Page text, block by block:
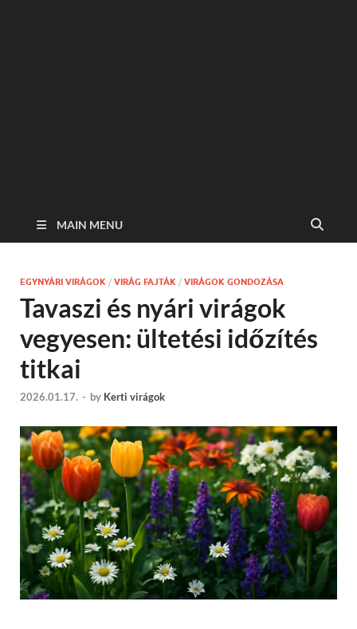
MAIN MENU
EGYNYÁRI VIRÁGOK / VIRÁG FAJTÁK / VIRÁGOK GONDOZÁSA
Tavaszi és nyári virágok
vegyesen: ültetési időzítés
titkai
2026.01.17. - by Kerti virágok